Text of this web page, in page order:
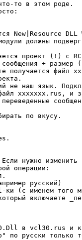
то в этом роде.
New|Resource DLL
должны
проект (!) с RC
+ размер
получается файл
не наш язык.
xxxxxxx.rus, и
по вкусу.
нужно изменить
опеpации:
pусский)
(с именем того
включаете
в vcl30.rus и
по pусски только